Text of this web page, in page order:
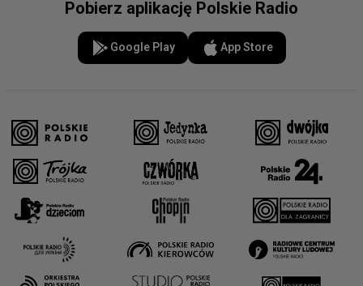
Pobierz aplikację Polskie Radio
Google Play App Store